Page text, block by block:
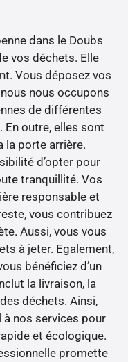
dans le Doubs
vos déchets. Elle
Vous déposez vos
nous occupons
de différentes
outre, elles sont
la porte arrière.
d’opter pour
tranquillité. Vos
responsable et
vous contribuez
Aussi, vous vous
à jeter. Egalement,
bénéficiez d’un
la livraison, la
déchets. Ainsi,
à nos services pour
et écologique.
promette